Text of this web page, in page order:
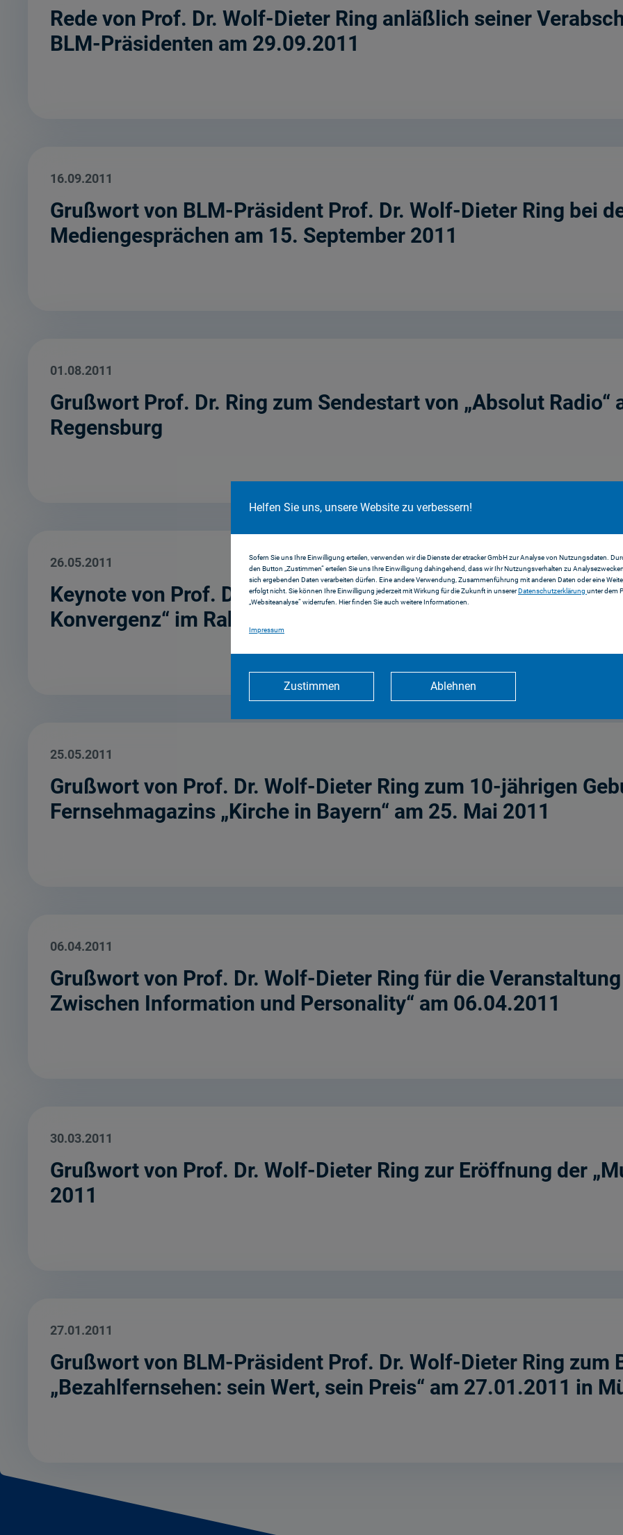
Helfen Sie uns, unsere Website zu verbessern!
Sofern Sie uns Ihre Einwilligung erteilen, verwenden wir die Dienste der etracker GmbH zur Analyse von Nutzungsdaten.
den Button „Zustimmen“ erteilen Sie uns Ihre Einwilligung dahingehend, dass wir Ihr Nutzungsverhalten zu
sich ergebenden Daten verarbeiten dürfen. Eine andere Verwendung, Zusammenführung mit anderen Daten oder eine
erfolgt nicht. Sie können Ihre Einwilligung jederzeit mit Wirkung für die Zukunft in unsererDatenschutzerklärung unter dem
„Websiteanalyse“ widerrufen. Hier finden Sie auch weitere Informationen.
Impressum
Zustimmen Ablehnen
Rede von Prof. Dr. Wolf-Dieter Ring anläßlich seiner
BLM-Präsidenten am 29.09.2011
16.09.2011
Grußwort von BLM-Präsident Prof. Dr. Wolf-Dieter Ring bei
Mediengesprächen am 15. September 2011
01.08.2011
Grußwort Prof. Dr. Ring zum Sendestart von „Absolut Radio“
Regensburg
26.05.2011
Keynote von Prof. Dr. Wolf-Dieter Ring zum Thema
Konvergenz“ im Rahmen einer Veranstaltung von Deloitte
25.05.2011
Grußwort von Prof. Dr. Wolf-Dieter Ring zum 10-jährigen
Fernsehmagazins „Kirche in Bayern“ am 25. Mai 2011
06.04.2011
Grußwort von Prof. Dr. Wolf-Dieter Ring für die
Zwischen Information und Personality“ am 06.04.2011
30.03.2011
Grußwort von Prof. Dr. Wolf-Dieter Ring zur Eröffnung der
2011
27.01.2011
Grußwort von BLM-Präsident Prof. Dr. Wolf-Dieter Ring zum
„Bezahlfernsehen: sein Wert, sein Preis“ am 27.01.2011 in